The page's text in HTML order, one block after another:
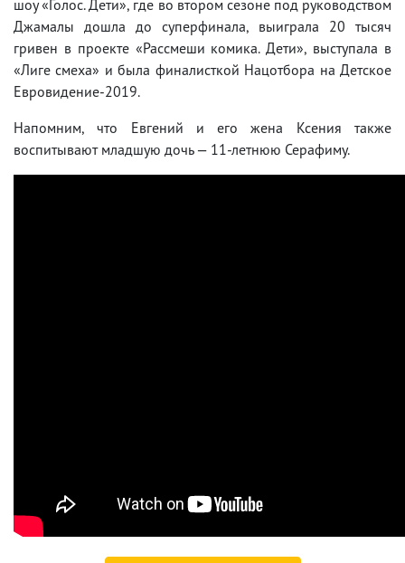
шоу «Голос. Дети», где во втором сезоне под руководством
Джамалы дошла до суперфинала, выиграла 20 тысяч
гривен в проекте «Рассмеши комика. Дети», выступала в
«Лиге смеха» и была финалисткой Нацотбора на Детское
Евровидение-2019.
Напомним, что Евгений и его жена Ксения также
воспитывают младшую дочь — 11-летнюю Серафиму.